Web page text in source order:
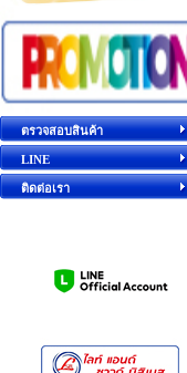
ตรวจสอบสินค้า
LINE
ติดต่อเรา